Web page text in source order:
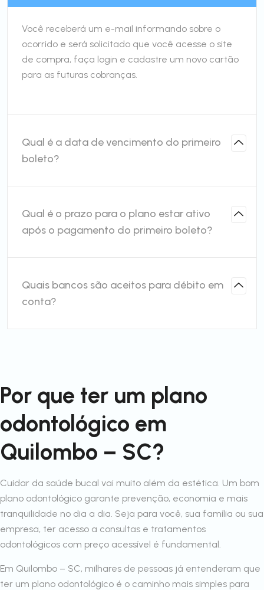
Você receberá um e-mail informando sobre o
ocorrido e será solicitado que você acesse o site
de compra, faça login e cadastre um novo cartão
para as futuras cobranças.
Qual é a data de vencimento do primeiro
boleto?
Qual é o prazo para o plano estar ativo
após o pagamento do primeiro boleto?
Quais bancos são aceitos para débito em
conta?
Por que ter um plano
odontológico em
Quilombo – SC?
Cuidar da saúde bucal vai muito além da estética. Um bom
plano odontológico garante prevenção, economia e mais
tranquilidade no dia a dia. Seja para você, sua família ou sua
empresa, ter acesso a consultas e tratamentos
odontológicos com preço acessível é fundamental.
Em Quilombo – SC, milhares de pessoas já entenderam que
ter um plano odontológico é o caminho mais simples para